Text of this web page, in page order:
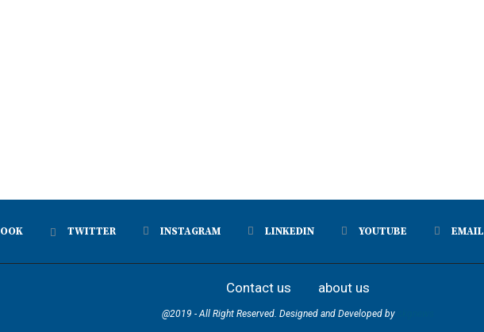
TWITTER INSTAGRAM LINKEDIN YOUTUBE EMAIL
Contact us about us
@2019 - All Right Reserved. Designed and Developed by